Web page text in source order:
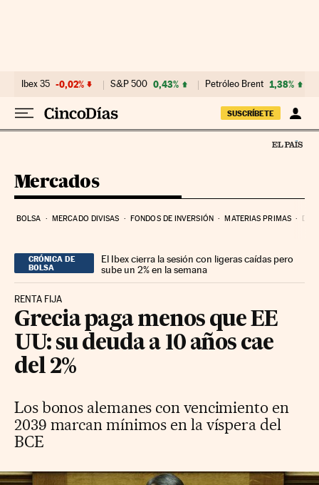
Ibex 35 -0,02% S&P 500 0,43% Petróleo Brent 1,38%
SUSCRÍBETE
Mercados
BOLSA MERCADO DIVISAS FONDOS DE INVERSIÓN MATERIAS PRIMAS
CRÓNICA DE
BOLSA
El Ibex cierra la sesión con ligeras caídas pero
sube un 2% en la semana
RENTA FIJA
Grecia paga menos que EE
UU: su deuda a 10 años cae
del 2%
Los bonos alemanes con vencimiento en
2039 marcan mínimos en la víspera del
BCE